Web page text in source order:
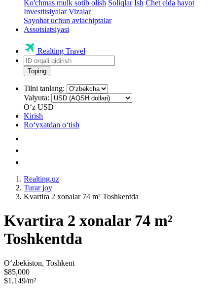
Ko'chmas mulk sotib olish Soliqlar Ish Chet elda hayot
Investitsiyalar Vizalar
Sayohat uchun aviachiptalar
Assotsiatsiyasi
Realting Travel
Toping
Tilni tanlang:
Valyuta:
Oʻz USD
Kirish
Roʻyxatdan oʻtish
Realting.uz
Turar joy
Kvartira 2 xonalar 74 m² Toshkentda
Kvartira 2 xonalar 74 m²
Toshkentda
Oʻzbekiston, Toshkent
$85,000
$1,149/m²